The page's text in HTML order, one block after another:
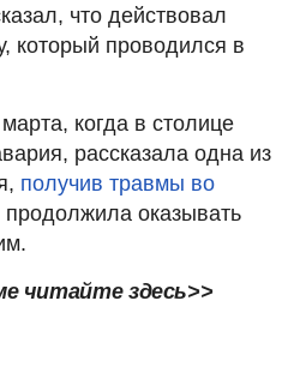
что действовал
который проводился в
когда в столице
рассказала одна из
получив травмы во
продолжила оказывать
читайте здесь>>